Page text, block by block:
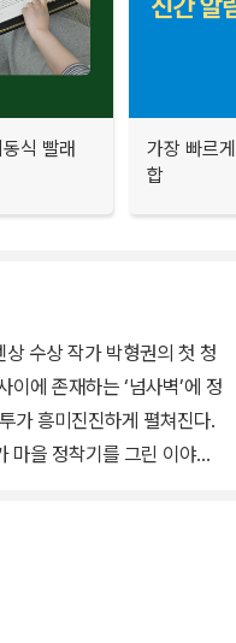
식 빨래
가장 빠르
합
수상 작가 박형권의 첫 청
에 존재하는 ‘넘사벽’에 정
가 흥미진진하게 펼쳐진다.
마을 정착기를 그린 이야기
도시 중학생)’ 나라는 엄